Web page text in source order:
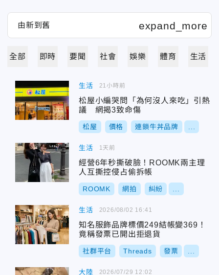
全部 即時 要聞 社會 娛樂 體育 生活
生活
松屋小編哭問「為何沒人來吃」引熱
議 網揭3致命傷
松屋 價格 連鎖牛丼品牌
21小時前
生活
經營6年秒撕破臉！ROOMK兩主理
人互撕控侵占偷拆帳
ROOMK 網拍 糾紛
1天前
生活
知名服飾品牌標價249結帳變369！
竟稱發票已開出拒退貨
社群平台 Threads 發票
2026/08/02 16:41
大陸 2026/07/29 12:02